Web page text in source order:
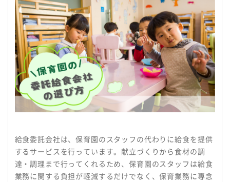
会社情報
よくある質問
サービス提供までの流れ
からだよろこぶメニュー
お知らせ
給食委託会社は、保育園のスタッフの代わりに給食を提供
するサービスを行っています。献立づくりから食材の調
達・調理まで行ってくれるため、保育園のスタッフは給食
業務に関する負担が軽減するだけでなく、保育業務に専念